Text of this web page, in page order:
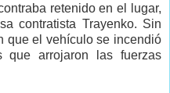
retenido en el lugar,
contratista Trayenko. Sin
que el vehículo se incendió
que arrojaron las fuerzas